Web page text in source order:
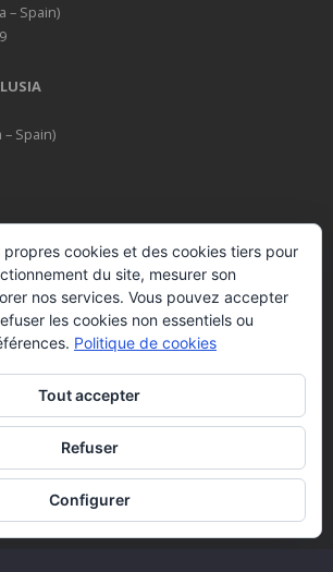
– Spain)
– Spain)
INDUSTRIAS REUNIDAS S.A.Tots els drets
propres cookies et des cookies tiers pour
du site, mesurer son
nos services. Vous pouvez accepter
les cookies non essentiels ou
Politique de cookies
Tout accepter
Refuser
Configurer